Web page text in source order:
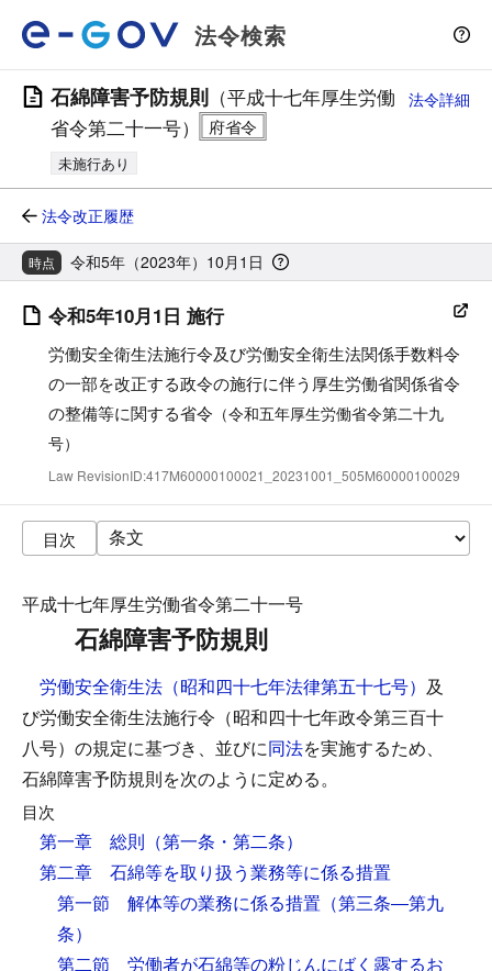
法令検索
石綿障害予防規則 （平成十七年厚生労働
省令第二十一号）
未施行あり
法令詳細
法令改正履歴
時点 令和5年（2023年）10月1日
令和5年10月1日 施行
労働安全衛生法施行令及び労働安全衛生法関係手数料令
の一部を改正する政令の施行に伴う厚生労働省関係省令
の整備等に関する省令 （令和五年厚生労働省令第二十九
号）
Law RevisionID:417M60000100021_20231001_505M60000100029
目次
平成十七年厚生労働省令第二十一号
石綿障害予防規則
労働安全衛生法（昭和四十七年法律第五十七号） 及
び労働安全衛生法施行令（昭和四十七年政令第三百十
八号）の規定に基づき、並びに同法を実施するため、
石綿障害予防規則を次のように定める。
目次
第一章 総則 （第一条・第二条）
第二章 石綿等を取り扱う業務等に係る措置
第一節 解体等の業務に係る措置 （第三条―第九
条）
第二節 労働者が石綿等の粉じんにばく露するお